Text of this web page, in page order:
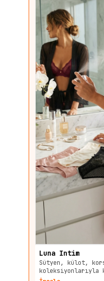
Luna Intim
Sütyen, külot,
koleksiyonlarıyla